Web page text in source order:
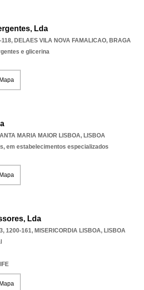
Lda
118, DELAES VILA NOVA FAMALICAO, BRAGA
e glicerina
MARIA MAIOR LISBOA, LISBOA
em estabelecimentos especializados
Lda
1200-161, MISERICORDIA LISBOA, LISBOA